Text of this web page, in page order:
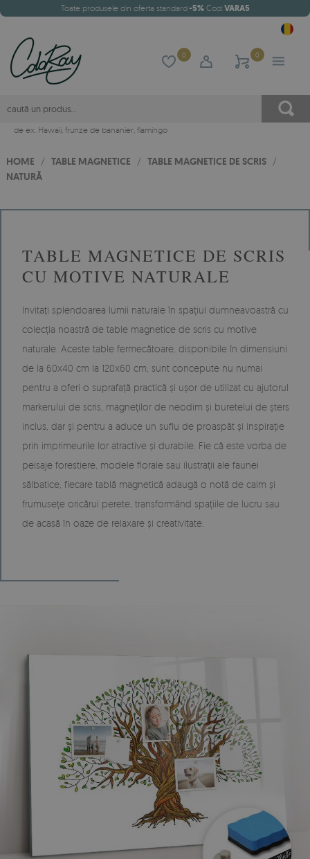
Toate produsele din oferta standard-5%Cod:VARA5
0 0
de ex. Hawaii, frunze de bananier, flamingo
HOME / TABLE MAGNETICE / TABLE MAGNETICE DE SCRIS /
NATURĂ
TABLE MAGNETICE DE SCRIS
CU MOTIVE NATURALE
Invitați splendoarea lumii naturale în spațiul dumneavoastră cu
colecția noastră de table magnetice de scris cu motive
naturale. Aceste table fermecătoare, disponibile în dimensiuni
de la 60x40 cm la 120x60 cm, sunt concepute nu numai
pentru a oferi o suprafață practică și ușor de utilizat cu ajutorul
markerului de scris, magneților de neodim și buretelui de șters
inclus, dar și pentru a aduce un suflu de proaspăt și inspirație
prin imprimeurile lor atractive și durabile. Fie că este vorba de
peisaje forestiere, modele florale sau ilustrații ale faunei
sălbatice, fiecare tablă magnetică adaugă o notă de calm și
frumusețe oricărui perete, transformând spațiile de lucru sau
de acasă în oaze de relaxare și creativitate.